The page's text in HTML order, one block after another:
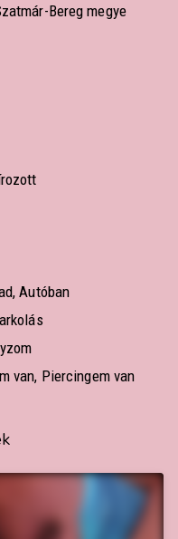
Bereg megye
Autóban
van, Piercingem van